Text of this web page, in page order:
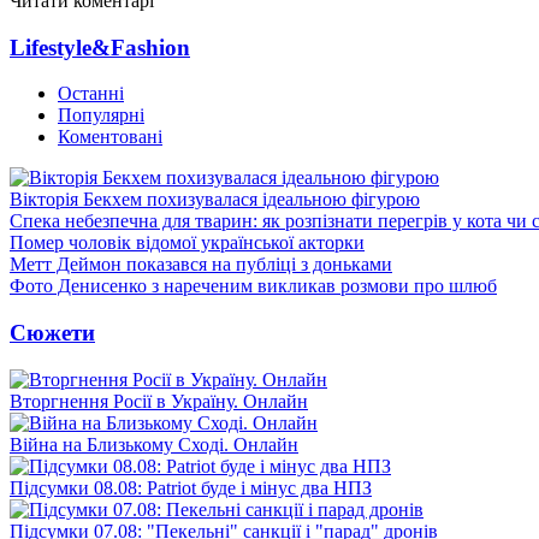
Lifestyle&Fashion
Останні
Популярні
Коментовані
Вікторія Бекхем похизувалася ідеальною фігурою
Спека небезпечна для тварин: як розпізнати перегрів у кота чи
Помер чоловік відомої української акторки
Метт Деймон показався на публіці з доньками
Фото Денисенко з нареченим викликав розмови про шлюб
Сюжети
Вторгнення Росії в Україну. Онлайн
Війна на Близькому Сході. Онлайн
Підсумки 08.08: Patriot буде і мінус два НПЗ
Підсумки 07.08: "Пекельні" санкції і "парад" дронів